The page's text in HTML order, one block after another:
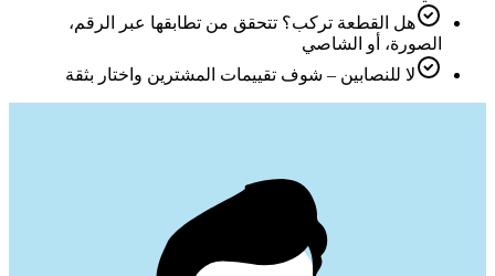
هل القطعة تركب؟ تتحقق من تطابقها عبر الرقم،
الصورة، أو الشاصي
لا للنصابين – شوف تقييمات المشترين واختار بثقة